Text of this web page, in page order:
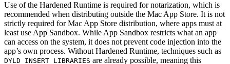
Use of the Hardened Runtime is required for notarization, which is
recommended when distributing outside the Mac App Store. It is not
strictly required for Mac App Store distribution, where apps must at
least use App Sandbox. While App Sandbox restricts what an app
can access on the system, it does not prevent code injection into the
app’s own process. Without Hardened Runtime, techniques such as
DYLD_INSERT_LIBRARIES are already possible, meaning this